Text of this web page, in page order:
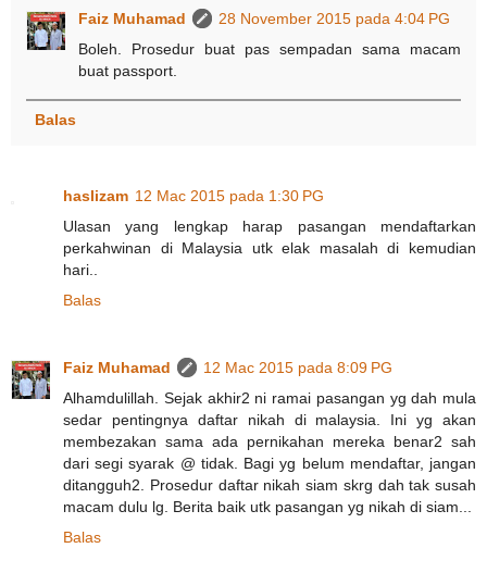
Faiz Muhamad
28 November 2015 pada 4:04 PG
Boleh. Prosedur buat pas sempadan sama macam
buat passport.
Balas
haslizam 12 Mac 2015 pada 1:30 PG
Ulasan yang lengkap harap pasangan mendaftarkan
perkahwinan di Malaysia utk elak masalah di kemudian
hari..
Balas
Faiz Muhamad
12 Mac 2015 pada 8:09 PG
Alhamdulillah. Sejak akhir2 ni ramai pasangan yg dah mula
sedar pentingnya daftar nikah di malaysia. Ini yg akan
membezakan sama ada pernikahan mereka benar2 sah
dari segi syarak @ tidak. Bagi yg belum mendaftar, jangan
ditangguh2. Prosedur daftar nikah siam skrg dah tak susah
macam dulu lg. Berita baik utk pasangan yg nikah di siam...
Balas